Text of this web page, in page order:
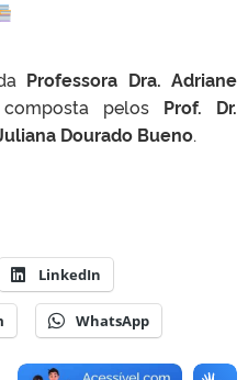
Professora Dra. Adriane
pelos Prof. Dr.
Dourado Bueno.
LinkedIn
WhatsApp